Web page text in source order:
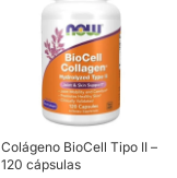
Colágeno BioCell Tipo II –
120 cápsulas